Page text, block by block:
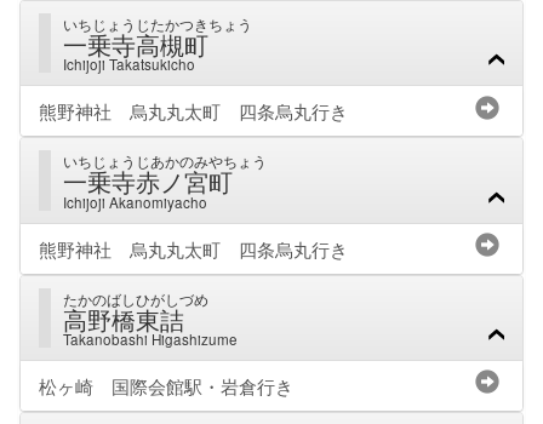
いちじょうじたかつきちょう
一乗寺高槻町
Ichijoji Takatsukicho
熊野神社 烏丸丸太町 四条烏丸行き
いちじょうじあかのみやちょう
一乗寺赤ノ宮町
Ichijoji Akanomiyacho
熊野神社 烏丸丸太町 四条烏丸行き
たかのばしひがしづめ
高野橋東詰
Takanobashi Higashizume
松ヶ崎 国際会館駅・岩倉行き